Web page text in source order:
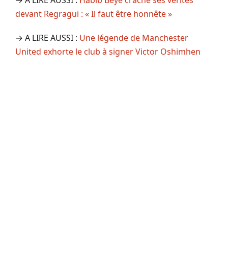
devant Regragui : « Il faut être honnête »
→ A LIRE AUSSI : Une légende de Manchester
United exhorte le club à signer Victor Oshimhen